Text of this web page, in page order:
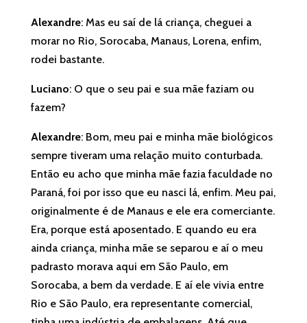
Alexandre: Mas eu saí de lá criança, cheguei a
morar no Rio, Sorocaba, Manaus, Lorena, enfim,
rodei bastante.
Luciano: O que o seu pai e sua mãe faziam ou
fazem?
Alexandre: Bom, meu pai e minha mãe biológicos
sempre tiveram uma relação muito conturbada.
Então eu acho que minha mãe fazia faculdade no
Paraná, foi por isso que eu nasci lá, enfim. Meu pai,
originalmente é de Manaus e ele era comerciante.
Era, porque está aposentado. E quando eu era
ainda criança, minha mãe se separou e aí o meu
padrasto morava aqui em São Paulo, em
Sorocaba, a bem da verdade. E aí ele vivia entre
Rio e São Paulo, era representante comercial,